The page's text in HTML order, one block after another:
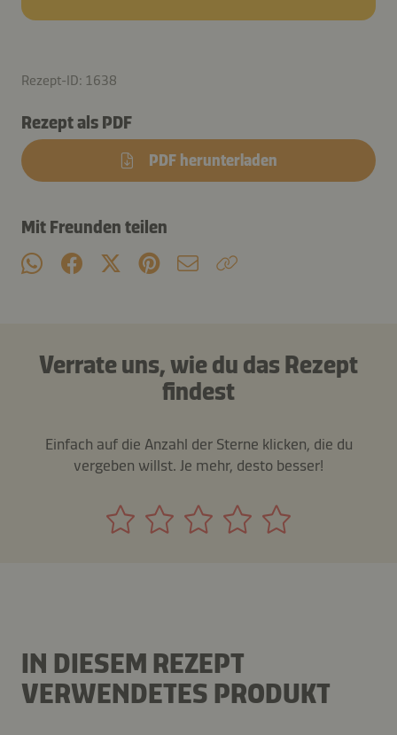
Rezept-ID: 1638
Rezept als PDF
PDF herunterladen
Mit Freunden teilen
Verrate uns, wie du das Rezept
findest
Einfach auf die Anzahl der Sterne klicken, die du
vergeben willst. Je mehr, desto besser!
IN DIESEM REZEPT
VERWENDETES PRODUKT